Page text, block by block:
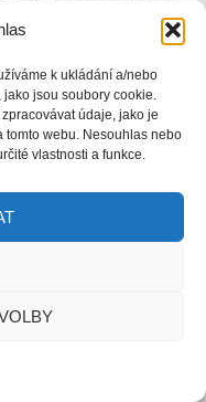
k ukládání a/nebo
jsou soubory cookie.
údaje, jako je
webu. Nesouhlas nebo
vlastnosti a funkce.